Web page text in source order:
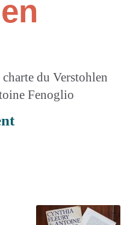
charte du Verstohlen
Fenoglio